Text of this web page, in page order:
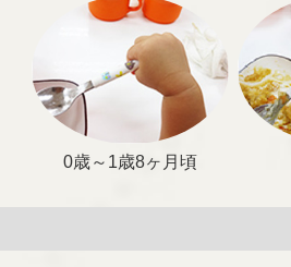
0歳～1歳8ヶ月頃